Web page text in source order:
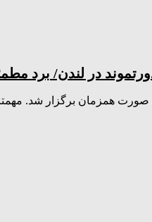
در لندن/ برد
صورت همزمان برگزار شد.